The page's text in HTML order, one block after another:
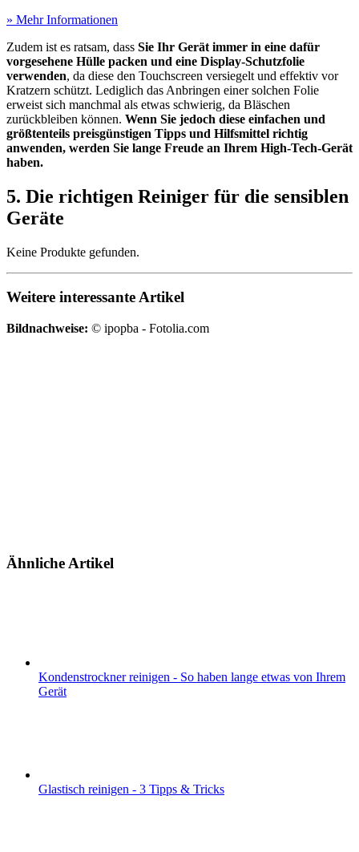
» Mehr Informationen
Zudem ist es ratsam, dass Sie Ihr Gerät immer in eine dafür
vorgesehene Hülle packen und eine Display-Schutzfolie
verwenden, da diese den Touchscreen versiegelt und effektiv vor
Kratzern schützt. Lediglich das Anbringen einer solchen Folie
erweist sich manchmal als etwas schwierig, da Bläschen
zurückbleiben können. Wenn Sie jedoch diese einfachen und
größtenteils preisgünstigen Tipps und Hilfsmittel richtig
anwenden, werden Sie lange Freude an Ihrem High-Tech-Gerät
haben.
5. Die richtigen Reiniger für die sensiblen
Geräte
Keine Produkte gefunden.
Weitere interessante Artikel
Bildnachweise: © ipopba - Fotolia.com
Ähnliche Artikel
Kondenstrockner reinigen - So haben lange etwas von Ihrem
Gerät
Glastisch reinigen - 3 Tipps & Tricks